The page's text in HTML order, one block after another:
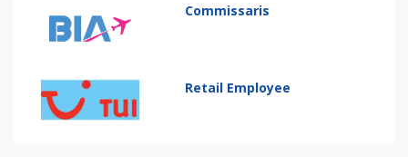
Commissaris
Retail Employee